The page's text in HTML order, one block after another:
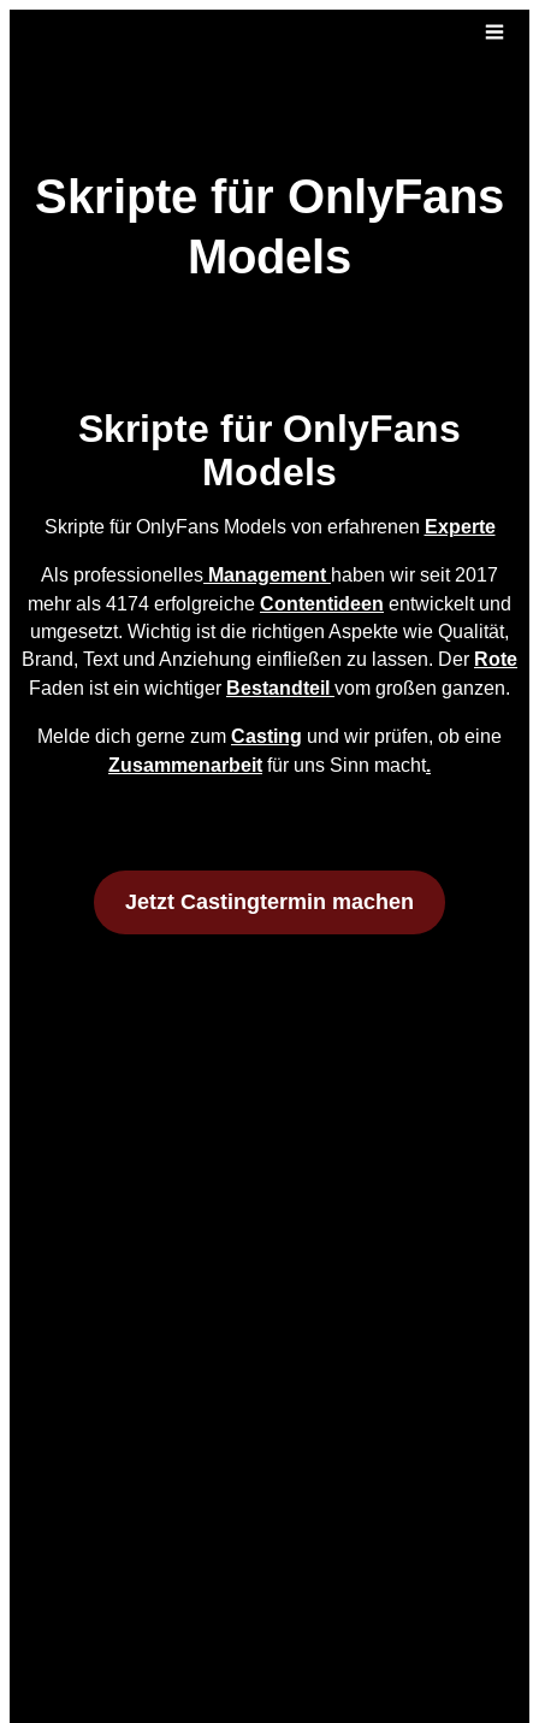
Skripte für OnlyFans
Models
Skripte für OnlyFans
Models
Skripte für OnlyFans Models von erfahrenen Experte
Als professionelles Management haben wir seit 2017
mehr als 4174 erfolgreiche Contentideen entwickelt und
umgesetzt. Wichtig ist die richtigen Aspekte wie Qualität,
Brand, Text und Anziehung einfließen zu lassen. Der Rote
Faden ist ein wichtiger Bestandteil vom großen ganzen.
Melde dich gerne zum Casting und wir prüfen, ob eine
Zusammenarbeit für uns Sinn macht.
Jetzt Castingtermin machen